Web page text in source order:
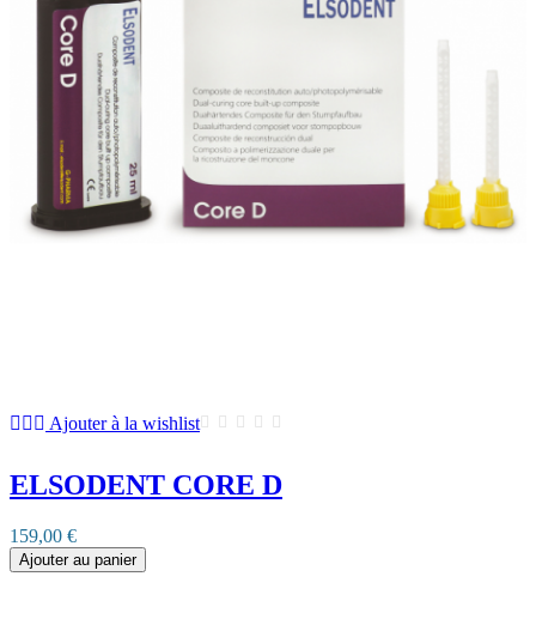
Ajouter à la wishlist
ELSODENT CORE D
159,00 €
Ajouter au panier